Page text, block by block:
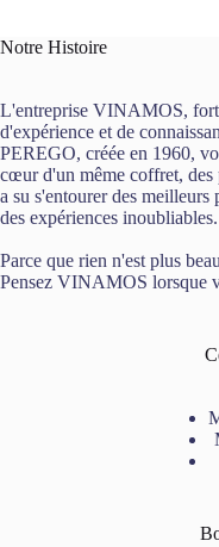
Notre Histoire
L'entreprise VINAMOS,
d'expérience et de
PEREGO, créée en 1960,
cœur d'un même coffret,
a su s'entourer des
des expériences inoubliables.
Parce que rien n'est plus
Pensez VINAMOS lorsque